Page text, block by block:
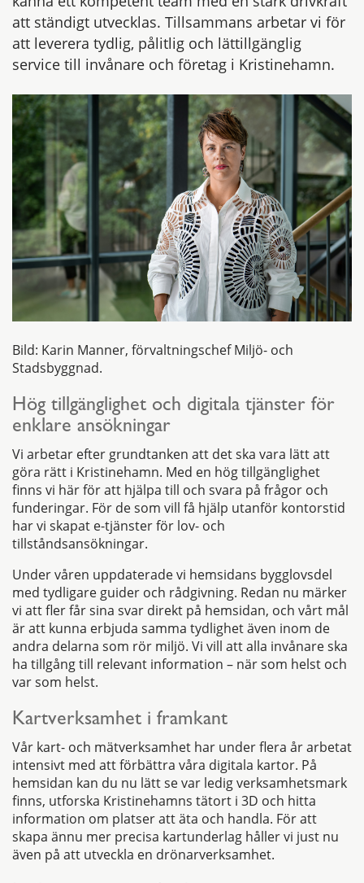
att ständigt utvecklas. Tillsammans arbetar vi för
att leverera tydlig, pålitlig och lättillgänglig
service till invånare och företag i Kristinehamn.
Bild: Karin Manner, förvaltningschef Miljö- och
Stadsbyggnad.
Hög tillgänglighet och digitala tjänster för
enklare ansökningar
Vi arbetar efter grundtanken att det ska vara lätt att
göra rätt i Kristinehamn. Med en hög tillgänglighet
finns vi här för att hjälpa till och svara på frågor och
funderingar. För de som vill få hjälp utanför kontorstid
har vi skapat e-tjänster för lov- och
tillståndsansökningar.
Under våren uppdaterade vi hemsidans bygglovsdel
med tydligare guider och rådgivning. Redan nu märker
vi att fler får sina svar direkt på hemsidan, och vårt mål
är att kunna erbjuda samma tydlighet även inom de
andra delarna som rör miljö. Vi vill att alla invånare ska
ha tillgång till relevant information – när som helst och
var som helst.
Kartverksamhet i framkant
Vår kart- och mätverksamhet har under flera år arbetat
intensivt med att förbättra våra digitala kartor. På
hemsidan kan du nu lätt se var ledig verksamhetsmark
finns, utforska Kristinehamns tätort i 3D och hitta
information om platser att äta och handla. För att
skapa ännu mer precisa kartunderlag håller vi just nu
även på att utveckla en drönarverksamhet.